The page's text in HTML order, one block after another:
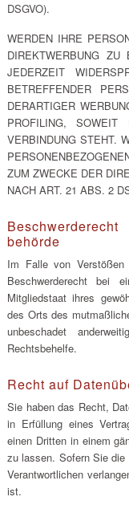
DSGVO).
WERDEN IHRE
DIREKTWERBUNG
JEDERZEIT
BETREFFENDER
DERARTIGER
PROFILING,
VERBINDUNG STEHT.
ZUM ZWECKE DER
NACH ART. 21 ABS. 2
behörde
Im Falle von
Beschwerderecht bei
Mitgliedstaat ihres
des Orts des
unbeschadet
Rechtsbehelfe.
Recht auf
Sie haben das Recht,
in Erfüllung eines
einen Dritten in einem
zu lassen. Sofern Sie die
Verantwortlichen
ist.